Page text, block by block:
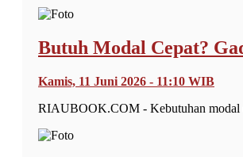
Butuh Modal Cepat?
Kamis, 11 Juni 2026 - 11:10 WIB
RIAUBOOK.COM - Kebutuhan modal